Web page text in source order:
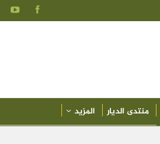
منتدى الديار المزيد